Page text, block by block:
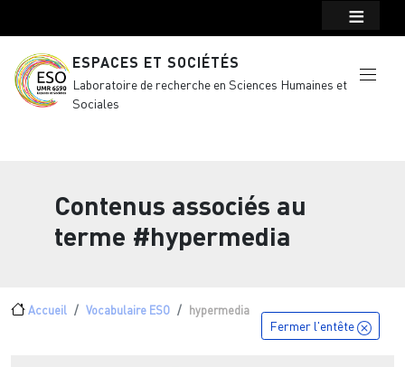
ESPACES ET SOCIÉTÉS
Laboratoire de recherche en Sciences Humaines et
Sociales
Contenus associés au
terme #hypermedia
Fil d'Ariane
Accueil Vocabulaire ESO hypermedia
Fermer l'entête